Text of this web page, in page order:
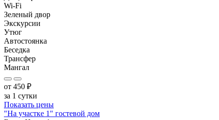
Wi-Fi
Зеленый двор
Экскурсии
Утюг
Автостоянка
Беседка
Трансфер
Мангал
от 450 ₽
за 1 сутки
Показать цены
"На участке 1" гостевой дом